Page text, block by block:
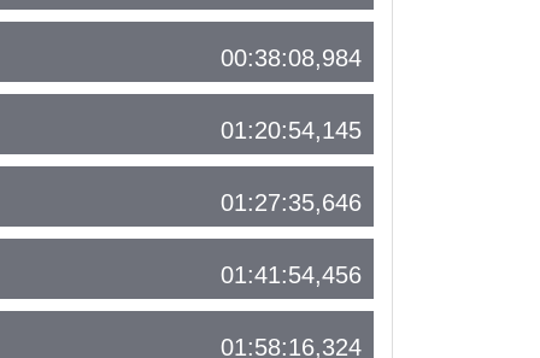
00:38:08,984
01:20:54,145
01:27:35,646
01:41:54,456
01:58:16,324